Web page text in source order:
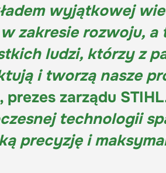
wyjątkowej
zakresie rozwoju, a
ludzi, którzy z
i tworzą nasze
prezes zarządu
technologii
precyzję i